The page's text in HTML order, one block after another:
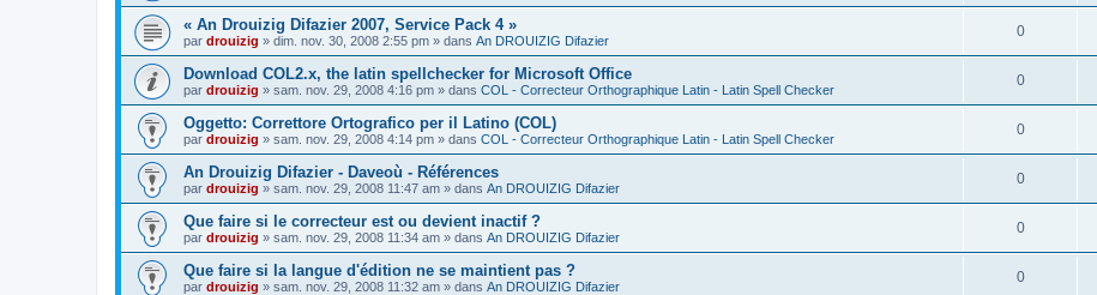
« An Drouizig Difazier 2007, Service Pack 4 »
par drouizig » dim. nov. 30, 2008 2:55 pm » dans An DROUIZIG Difazier
0
Download COL2.x, the latin spellchecker for Microsoft Office
par drouizig » sam. nov. 29, 2008 4:16 pm » dans COL - Correcteur Orthographique Latin - Latin Spell Checker
0
Oggetto: Correttore Ortografico per il Latino (COL)
par drouizig » sam. nov. 29, 2008 4:14 pm » dans COL - Correcteur Orthographique Latin - Latin Spell Checker
0
An Drouizig Difazier - Daveoù - Références
par drouizig » sam. nov. 29, 2008 11:47 am » dans An DROUIZIG Difazier
0
Que faire si le correcteur est ou devient inactif ?
par drouizig » sam. nov. 29, 2008 11:34 am » dans An DROUIZIG Difazier
0
Que faire si la langue d'édition ne se maintient pas ?
par drouizig » sam. nov. 29, 2008 11:32 am » dans An DROUIZIG Difazier
0